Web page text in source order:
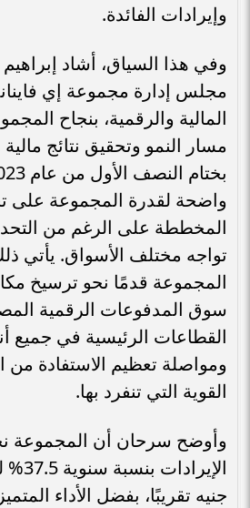
وإيرادات الفائدة.
وفي هذا السياق، أشاد
مجلس إدارة مجموعة إي
المالية والرقمية، بنجاح
مسار النمو وتحقيق نتائج
واضحة لقدرة المجموعة على
المخططة على الرغم من
تواجه مختلف الأسواق. يأتي
المجموعة قدمًا نحو ترسيخ
سوق المدفوعات الرقمية
القطاعات الرئيسية في جميع
ومواصلة تعظيم الاستفادة من
القوية التي تنفرد بها.
وأوضح سرحان أن المجموعة
جنيه تقريبًا، بفضل الأداء